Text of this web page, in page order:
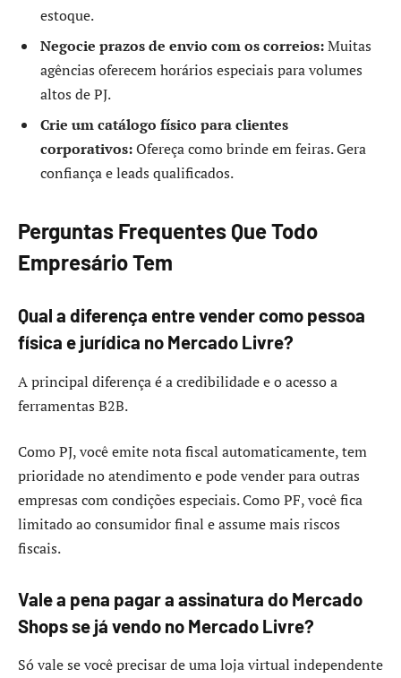
estoque.
Negocie prazos de envio com os correios:Muitas
agências oferecem horários especiais para volumes
altos de PJ.
Crie um catálogo físico para clientes
corporativos:Ofereça como brinde em feiras. Gera
confiança e leads qualificados.
Perguntas Frequentes Que Todo
Empresário Tem
Qual a diferença entre vender como pessoa
física e jurídica no Mercado Livre?
A principal diferença é a credibilidade e o acesso a
ferramentas B2B.
Como PJ, você emite nota fiscal automaticamente, tem
prioridade no atendimento e pode vender para outras
empresas com condições especiais. Como PF, você fica
limitado ao consumidor final e assume mais riscos
fiscais.
Vale a pena pagar a assinatura do Mercado
Shops se já vendo no Mercado Livre?
Só vale se você precisar de uma loja virtual independente